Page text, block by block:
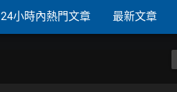
24小時內熱門文章 最新文章